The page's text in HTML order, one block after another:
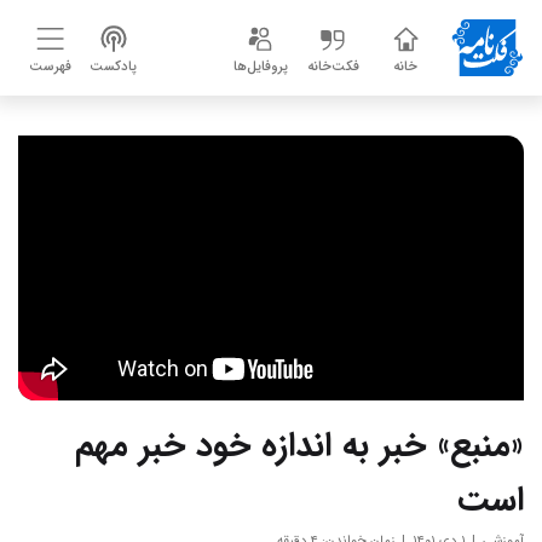
خانه فکت‌خانه پروفایل‌ها پادکست فهرست
«منبع» خبر به اندازه خود خبر مهم
است